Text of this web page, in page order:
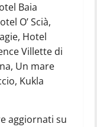
Baia
O’ Scià,
Hotel
Villette di
Un mare
Kukla
aggiornati su